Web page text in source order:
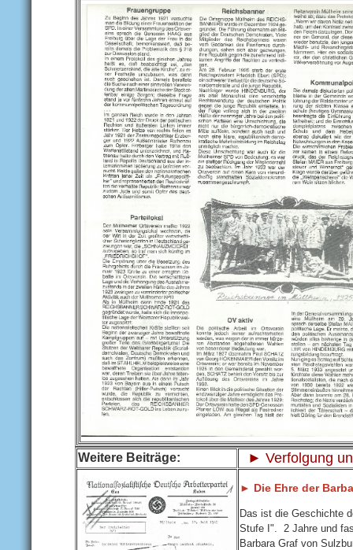
Weitere Beiträge: ► Verfolgung
► Die Ehre der
Das ist die Geschichte
Stufe I". 2 Jahre und
Barbara Graf von